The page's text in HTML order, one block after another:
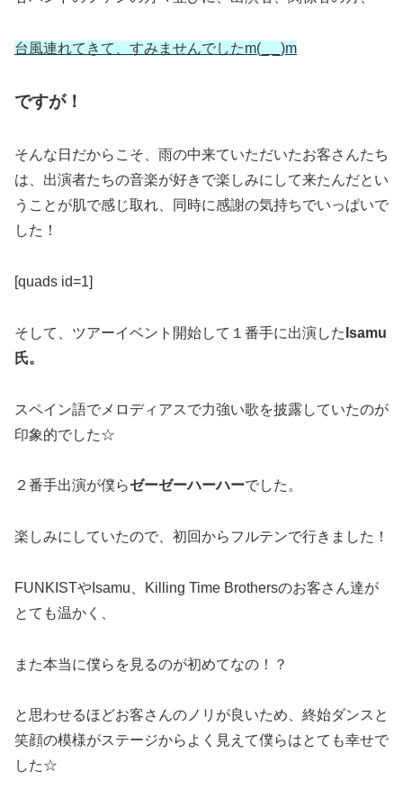
台風連れてきて、すみませんでしたm(_ _)m
ですが！
そんな日だからこそ、雨の中来ていただいたお客さんたち
は、出演者たちの音楽が好きで楽しみにして来たんだとい
うことが肌で感じ取れ、同時に感謝の気持ちでいっぱいで
した！
[quads id=1]
そして、ツアーイベント開始して１番手に出演した Isamu
氏。
スペイン語でメロディアスで力強い歌を披露していたのが
印象的でした☆
２番手出演が僕らゼーゼーハーハーでした。
楽しみにしていたので、初回からフルテンで行きました！
FUNKISTやIsamu、Killing Time Brothersのお客さん達が
とても温かく、
また本当に僕らを見るのが初めてなの！？
と思わせるほどお客さんのノリが良いため、終始ダンスと
笑顔の模様がステージからよく見えて僕らはとても幸せで
した☆